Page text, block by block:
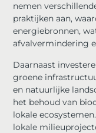
nemen
praktijken aan,
energiebronnen,
afvalvermindering
Daarnaast
groene
en natuurlijke
het behoud van
lokale
lokale